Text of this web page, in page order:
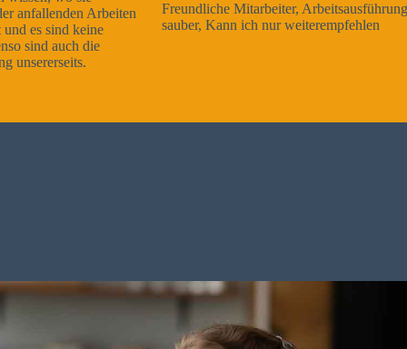
Freundliche Mitarbeiter, Arbeitsausführung sehr gut und sehr
sauber, Kann ich nur weiterempfehlen